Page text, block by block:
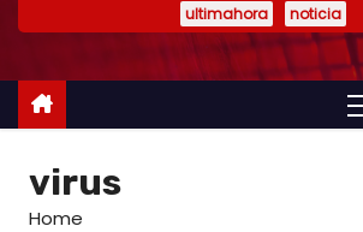
ultimahora
noticia
virus
Home